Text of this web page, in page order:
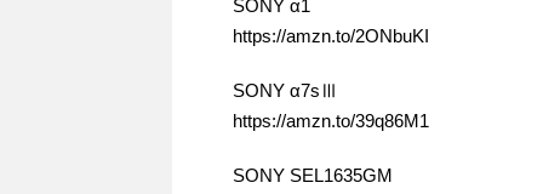
SONY α1
https://amzn.to/2ONbuKI
SONY α7sⅢ
https://amzn.to/39q86M1
SONY SEL1635GM